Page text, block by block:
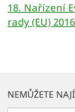
18. Nařízení
rady (EU)
NEMŮŽETE